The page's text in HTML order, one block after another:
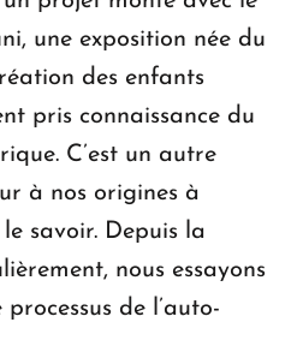
une exposition née du
des enfants
pris connaissance du
C’est un autre
à nos origines à
savoir. Depuis la
nous essayons
de l’auto-